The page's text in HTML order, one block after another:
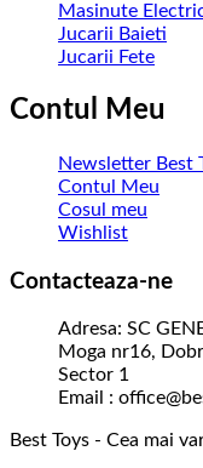
Masinute
Jucarii Baieti
Jucarii Fete
Contul Meu
Newsletter Best
Contul Meu
Cosul meu
Wishlist
Contacteaza-ne
Adresa: SC
Moga nr16,
Sector 1
Email :
Best Toys - Cea mai